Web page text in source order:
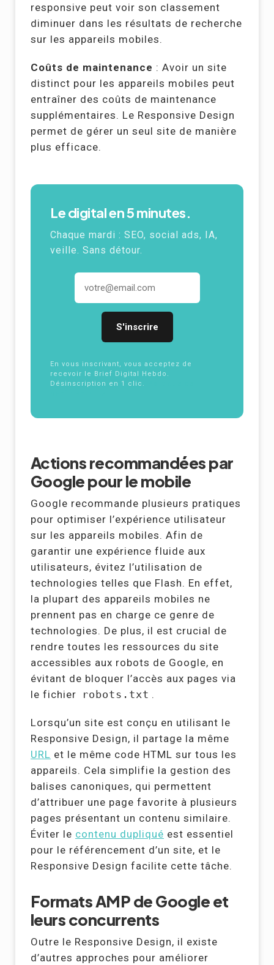
responsive peut voir son classement
diminuer dans les résultats de recherche
sur les appareils mobiles.
Coûts de maintenance : Avoir un site
distinct pour les appareils mobiles peut
entraîner des coûts de maintenance
supplémentaires. Le Responsive Design
permet de gérer un seul site de manière
plus efficace.
Le digital en 5 minutes.
Chaque mardi : SEO, social ads, IA,
veille. Sans détour.
En vous inscrivant, vous acceptez de
recevoir le Brief Digital Hebdo.
Désinscription en 1 clic.
Actions recommandées par
Google pour le mobile
Google recommande plusieurs pratiques
pour optimiser l’expérience utilisateur
sur les appareils mobiles. Afin de
garantir une expérience fluide aux
utilisateurs, évitez l’utilisation de
technologies telles que Flash. En effet,
la plupart des appareils mobiles ne
prennent pas en charge ce genre de
technologies. De plus, il est crucial de
rendre toutes les ressources du site
accessibles aux robots de Google, en
évitant de bloquer l’accès aux pages via
le fichier
robots.txt .
Lorsqu’un site est conçu en utilisant le
Responsive Design, il partage la même
URL et le même code HTML sur tous les
appareils. Cela simplifie la gestion des
balises canoniques, qui permettent
d’attribuer une page favorite à plusieurs
pages présentant un contenu similaire.
Éviter le contenu dupliqué est essentiel
pour le référencement d’un site, et le
Responsive Design facilite cette tâche.
Formats AMP de Google et
leurs concurrents
Outre le Responsive Design, il existe
d’autres approches pour améliorer